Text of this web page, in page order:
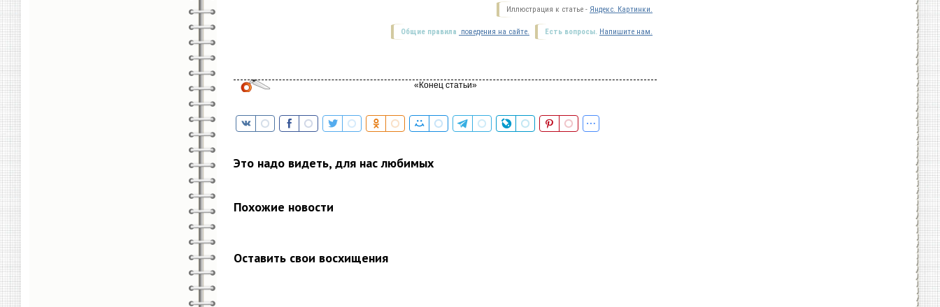
Иллюстрация к статье - Яндекс. Картинки.
Есть вопросы. Напишите нам.
Общие правила поведения на сайте.
Это надо видеть, для нас любимых
Похожие новости
Оставить свои восхищения